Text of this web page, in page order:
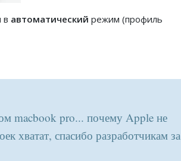
в автоматический режим (профиль
macbook pro... почему Apple не
хватат, спасибо разработчикам за